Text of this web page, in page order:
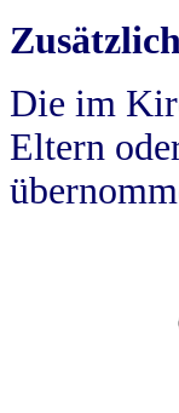
Die im
Eltern